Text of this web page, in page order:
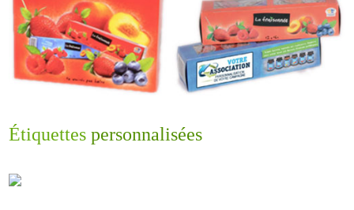
Étiquettes personnalisées